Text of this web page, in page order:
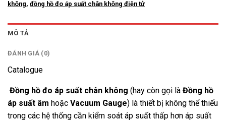
không, đồng hồ đo áp suất chân không điện tử
MÔ TẢ
ĐÁNH GIÁ (0)
Catalogue
Đồng hồ đo áp suất chân không (hay còn gọi là Đồng hồ
áp suất âm hoặc Vacuum Gauge) là thiết bị không thể thiếu
trong các hệ thống cần kiểm soát áp suất thấp hơn áp suất